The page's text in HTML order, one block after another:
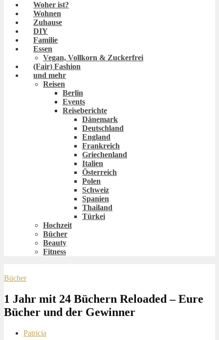
Woher ist?
Wohnen
Zuhause
DIY
Familie
Essen
Vegan, Vollkorn & Zuckerfrei
(Fair) Fashion
und mehr
Reisen
Berlin
Events
Reiseberichte
Dänemark
Deutschland
England
Frankreich
Griechenland
Italien
Österreich
Polen
Schweiz
Spanien
Thailand
Türkei
Hochzeit
Bücher
Beauty
Fitness
Bücher
1 Jahr mit 24 Büchern Reloaded – Eure
Bücher und der Gewinner
Patricia